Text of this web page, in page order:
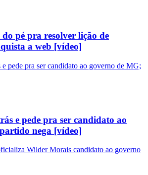
pé pra resolver lição de
a web [vídeo]
e pede pra ser candidato ao
nega [vídeo]